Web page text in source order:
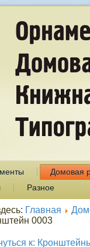
Домовая
Разное
Главная
0003
к: